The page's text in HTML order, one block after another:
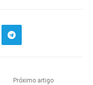
Próximo artigo